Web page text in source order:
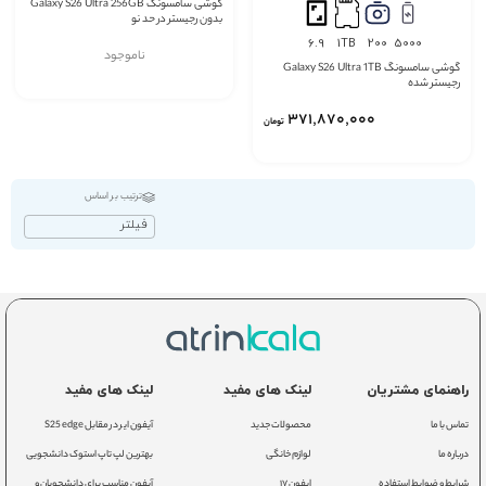
5000
200
1TB
6.9
گوشی سامسونگ Galaxy S26 Ultra 1TB
رجیستر شده
371٬870٬000 تومان
گوشی سامسونگ Galaxy S26 Ultra 256GB
بدون رجیستر در حد نو
ناموجود
ترتیب بر اساس
فیلتر
راهنمای مشتریان
تماس با ما
درباره ما
لینک های مفید
محصولات جدید
لوازم خانگی
لینک های مفید
آیفون ایر در مقابل S25 edge
بهترین لپ تاپ استوک دانشجویی